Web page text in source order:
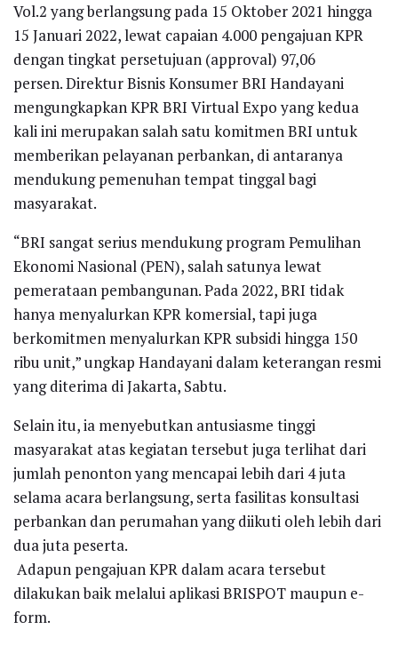
Vol.2 yang berlangsung pada 15 Oktober 2021 hingga
15 Januari 2022, lewat capaian 4.000 pengajuan KPR
dengan tingkat persetujuan (approval) 97,06
persen. Direktur Bisnis Konsumer BRI Handayani
mengungkapkan KPR BRI Virtual Expo yang kedua
kali ini merupakan salah satu komitmen BRI untuk
memberikan pelayanan perbankan, di antaranya
mendukung pemenuhan tempat tinggal bagi
masyarakat.
“BRI sangat serius mendukung program Pemulihan
Ekonomi Nasional (PEN), salah satunya lewat
pemerataan pembangunan. Pada 2022, BRI tidak
hanya menyalurkan KPR komersial, tapi juga
berkomitmen menyalurkan KPR subsidi hingga 150
ribu unit,” ungkap Handayani dalam keterangan resmi
yang diterima di Jakarta, Sabtu.
Selain itu, ia menyebutkan antusiasme tinggi
masyarakat atas kegiatan tersebut juga terlihat dari
jumlah penonton yang mencapai lebih dari 4 juta
selama acara berlangsung, serta fasilitas konsultasi
perbankan dan perumahan yang diikuti oleh lebih dari
dua juta peserta.
Adapun pengajuan KPR dalam acara tersebut
dilakukan baik melalui aplikasi BRISPOT maupun e-
form.